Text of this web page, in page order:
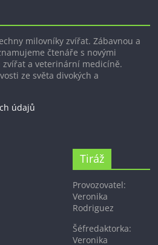
milovníky zvířat. Zábavnou a
čtenáře s novými
zvířat a veterinární medicíně.
ze světa divokých a
údajů
Tiráž
Provozovatel:
Veronika
Rodriguez
Šéfredaktorka:
Veronika